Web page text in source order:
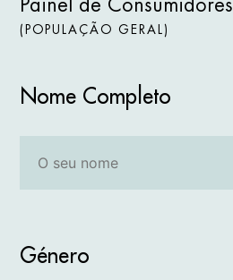
Painel de Consumidores
(POPULAÇÃO GERAL)
Nome Completo
Género